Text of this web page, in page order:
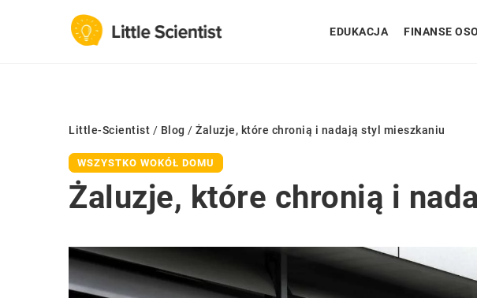
EDUKACJA FINANSE
Little-Scientist / Blog / Żaluzje, które chronią i nadają styl mieszkaniu
WSZYSTKO WOKÓŁ DOMU
Żaluzje, które chronią i